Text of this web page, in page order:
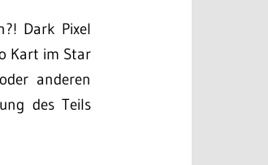
Dark Pixel
Kart im Star
anderen
des Teils